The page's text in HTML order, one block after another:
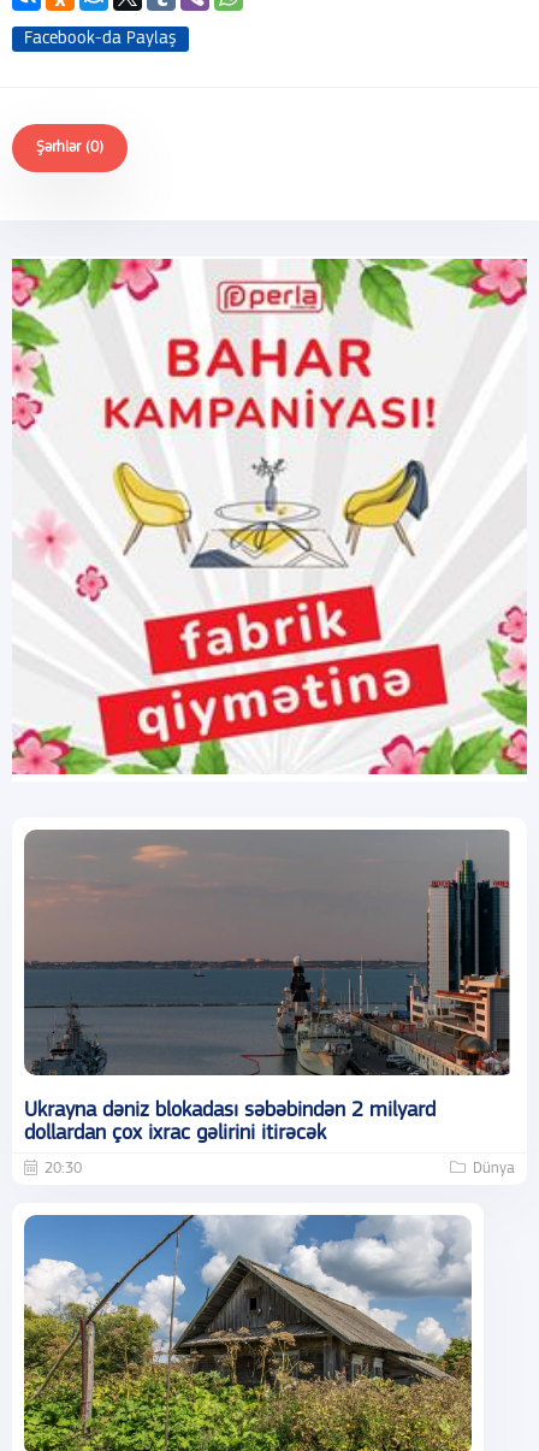
Facebook-da Paylaş
Şərhlər (0)
Ukrayna dəniz blokadası səbəbindən 2 milyard
dollardan çox ixrac gəlirini itirəcək
20:30 Dünya